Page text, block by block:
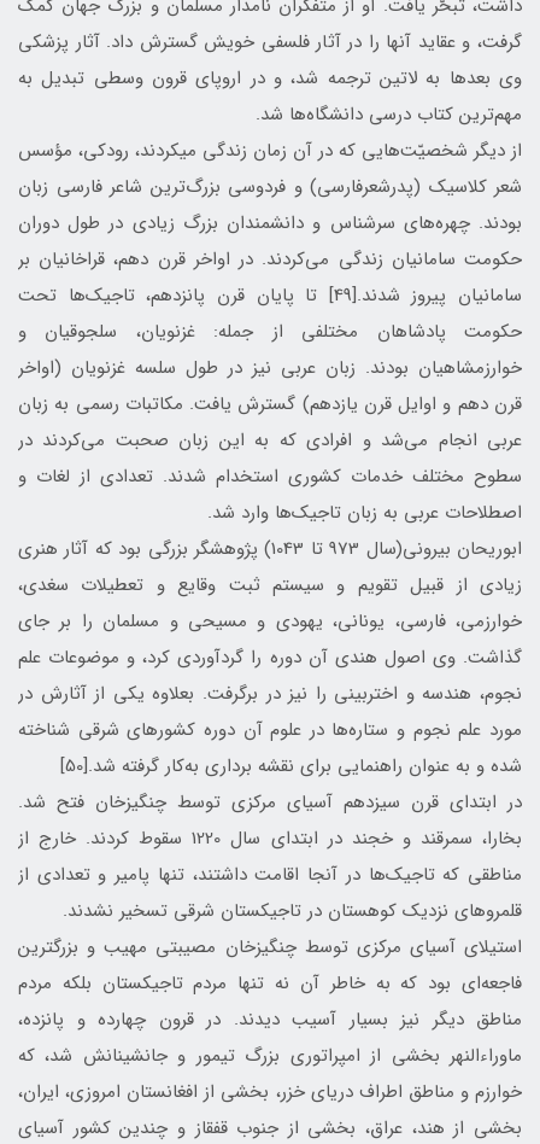
داشت، تبحّر يافت. او از متفكّران نامدار مسلمان و بزرگ جهان كمك
گرفت، و عقايد آنها را در آثار فلسفي خويش گسترش داد. آثار پزشكی
وی بعدها به لاتين ترجمه شد، و در اروپای قرون وسطی تبديل به
مهم‌ترين كتاب درسی دانشگاه‌ها شد.
از ديگر شخصيّت‌هايی كه در آن زمان زندگی میكردند، رودكی، مؤسس
شعر كلاسيك (پدرشعرفارسي) و فردوسی بزرگ‌ترين شاعر فارسی زبان
بودند. چهره‌های سرشناس و دانشمندان بزرگ زيادی در طول دوران
حكومت سامانيان زندگی می‌كردند. در اواخر قرن دهم، قراخانيان بر
سامانيان پيروز شدند.[49] تا پايان قرن پانزدهم، تاجيك‌ها تحت
حكومت پادشاهان مختلفی از جمله: غزنويان، سلجوقيان و
خوارزمشاهيان بودند. زبان عربی نيز در طول سلسه غزنويان (اواخر
قرن دهم و اوايل قرن يازدهم) گسترش يافت. مكاتبات رسمی به زبان
عربی انجام می‌شد و افرادی كه به اين زبان صحبت می‌كردند در
سطوح مختلف خدمات كشوری استخدام شدند. تعدادی از لغات و
اصطلاحات عربی به زبان تاجيك‌ها وارد شد.
ابوريحان بيرونی(سال 973 تا 1043) پژوهشگر بزرگی بود كه آثار هنری
زيادی از قبيل تقويم و سيستم ثبت وقايع و تعطيلات سغدی،
خوارزمی، فارسی، يونانی، يهودی و مسيحی و مسلمان را بر جای
گذاشت. وی اصول هندی آن دوره را گردآوردی كرد، و موضوعات علم
نجوم، هندسه و اختر‌بينی را نيز در برگرفت. بعلاوه يكی از آثارش در
مورد علم نجوم و ستاره‌ها در علوم آن دوره كشورهای شرقی شناخته
شده و به عنوان راهنمايی برای نقشه برداری به‌كار گرفته شد.[50]
در ابتدای قرن سيزدهم آسيای مركزی توسط چنگيزخان فتح شد.
بخارا، سمرقند و خجند در ابتدای سال 1220 سقوط كردند. خارج از
مناطقی كه تاجيك‌ها در آنجا اقامت داشتند، تنها پامير و تعدادی از
قلمروهای نزديك كوهستان در تاجيكستان شرقی تسخير نشدند.
استيلای آسيای مركزی توسط چنگيزخان مصيبتی مهيب و بزرگترين
فاجعه‌ای بود كه به خاطر آن نه تنها مردم تاجيكستان بلكه مردم
مناطق ديگر نيز بسيار آسيب ديدند. در قرون چهارده و پانزده،
ماوراءالنهر بخشی از امپراتوری بزرگ تيمور و جانشينانش شد، كه
خوارزم و مناطق اطراف دريای خزر، بخشی از افغانستان امروزی، ايران،
بخشی از هند، عراق، بخشی از جنوب قفقاز و چندين كشور آسيای